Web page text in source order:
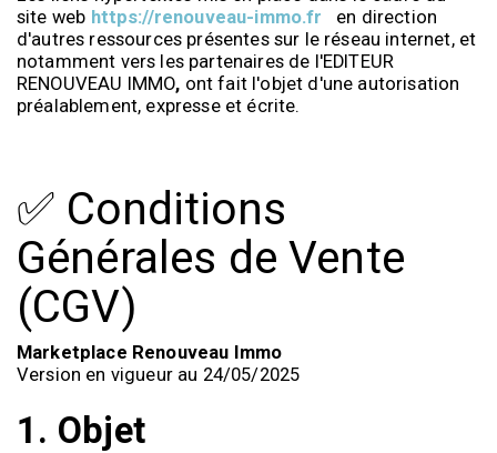
site web https://renouveau-immo.fr
en direction
d'autres ressources présentes sur le réseau internet, et
notamment vers les partenaires de l'EDITEUR
RENOUVEAU IMMO, ont fait l'objet d'une autorisation
préalablement, expresse et écrite.
✅ Conditions
Générales de Vente
(CGV)
Marketplace Renouveau Immo
Version en vigueur au 24/05/2025
1. Objet